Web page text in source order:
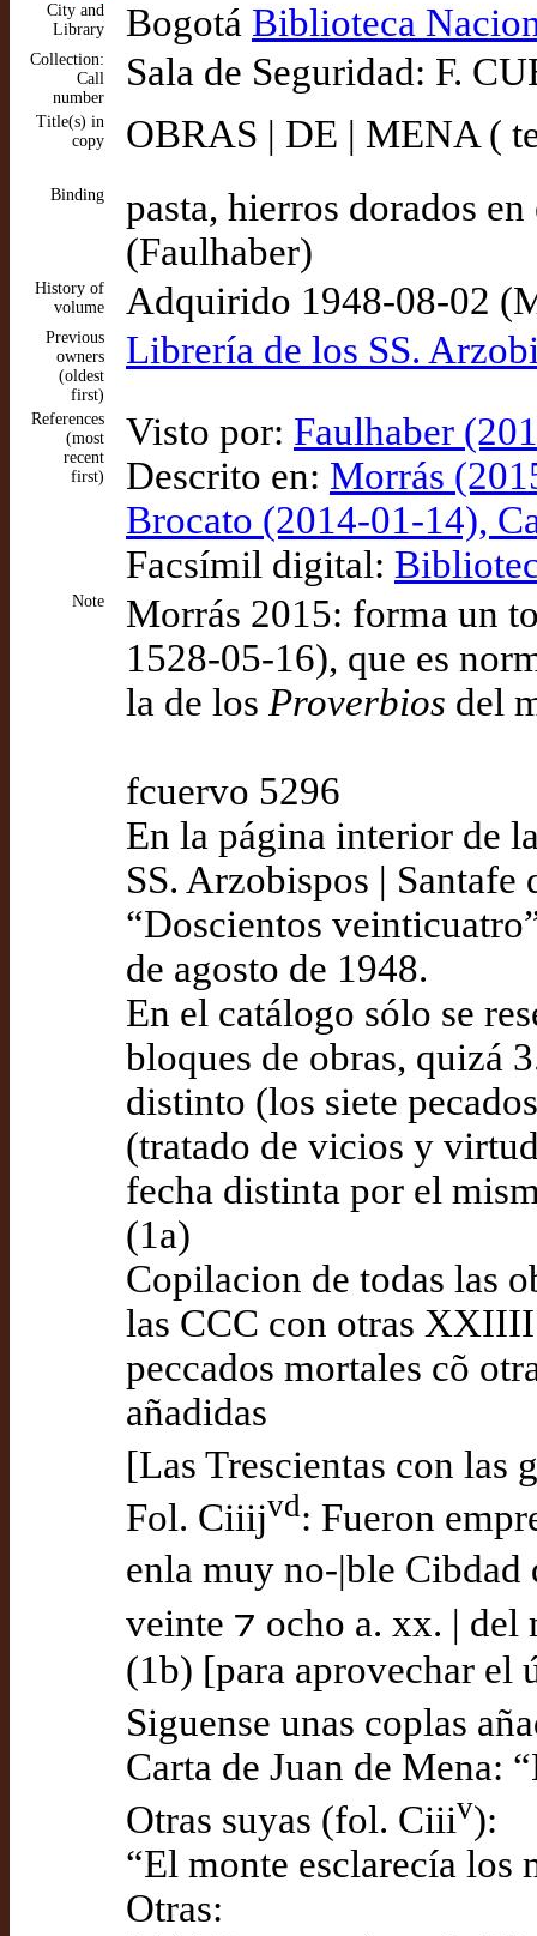
City and
Library
Bogotá Biblioteca
Collection:
Call
number
Sala de Seguridad: F.
Title(s) in
copy
OBRAS | DE | MENA (
Binding
pasta, hierros dorados
(Faulhaber)
History of
volume
Adquirido 1948-08-02
Previous
owners
(oldest
first)
Librería de los SS.
References
(most
recent
first)
Visto por: Faulhaber
Descrito en: Morrás
Brocato (2014-01-14),
Facsímil digital:
Note
Morrás 2015: forma un
1528-05-16), que es
la de los Proverbios del
fcuervo 5296
En la página interior de
SS. Arzobispos |
“Doscientos
de agosto de 1948.
En el catálogo sólo se
bloques de obras, quizá
distinto (los siete
(tratado de vicios y
fecha distinta por el
(1a)
Copilacion de todas las
las CCC con otras
peccados mortales cõ
añadidas
[Las Trescientas con las
Fol. Ciiijvd: Fueron
enla muy no-|ble
veinte ⁊ ocho a. xx. | del
(1b) [para aprovechar
Siguense unas coplas
Carta de Juan de Mena:
Otras suyas (fol. Ciiiv):
“El monte esclarecía los
Otras: